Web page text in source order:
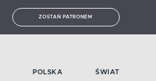
ZOSTAŃ PATRONEM
POLSKA ŚWIAT